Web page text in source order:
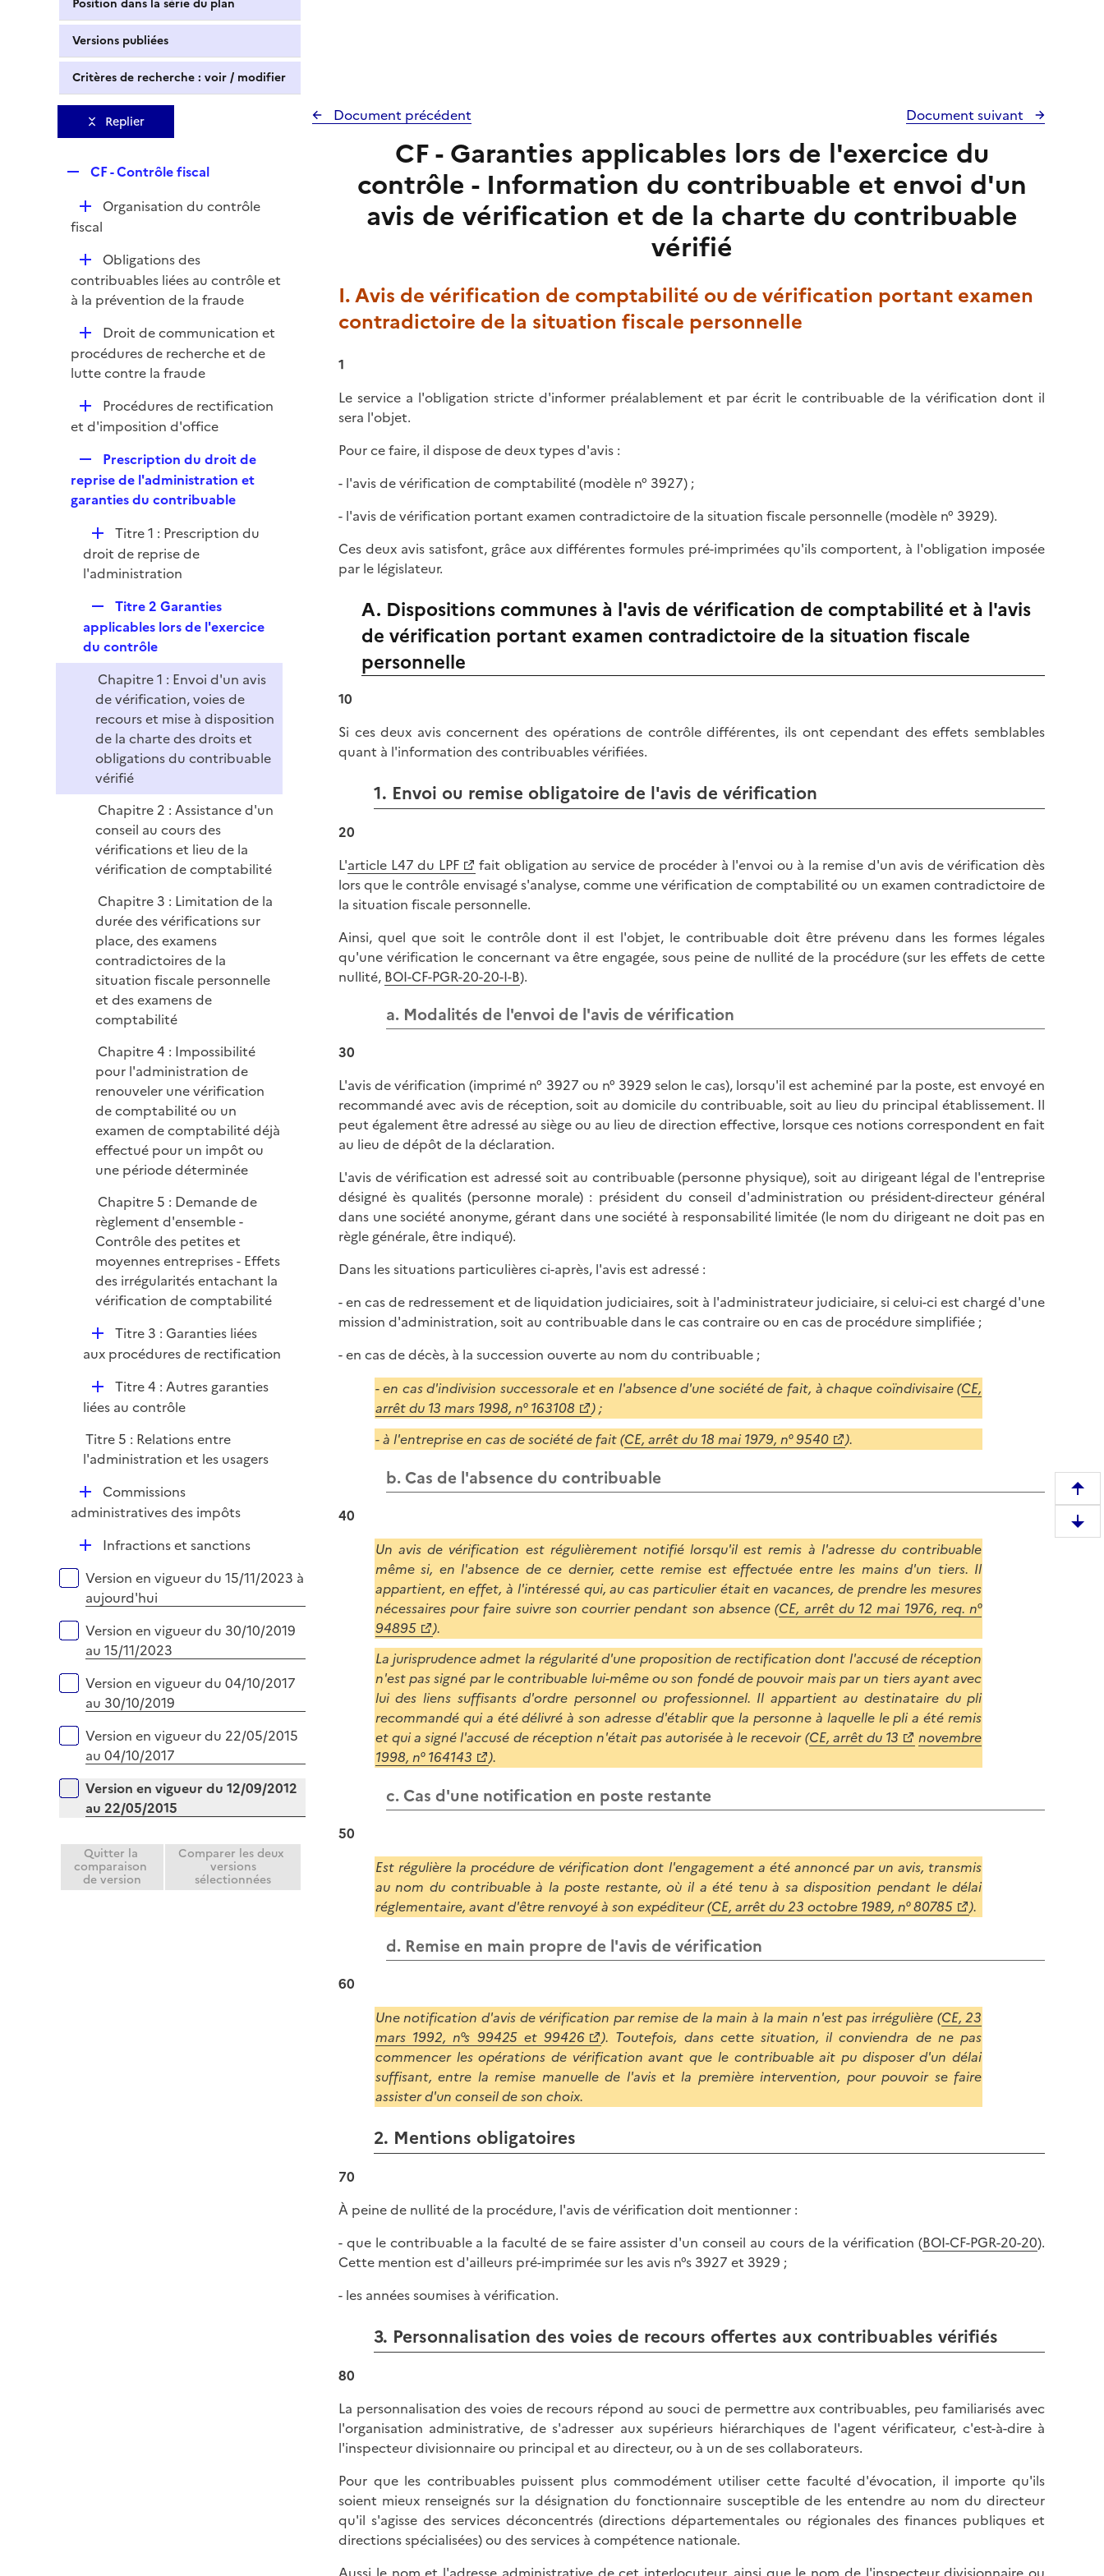
Position dans la série du plan
Versions publiées
Critères de recherche : voir / modifier
Replier
p
l
i
e
r
CF - Contrôle fiscal
D
é
i
e
Organisation du contrôle
fiscal
D
é
p
e
r
Obligations des
contribuables liées au contrôle et
à la prévention de la fraude
D
é
p
e
Droit de communication et
procédures de recherche et de
lutte contre la fraude
D
é
i
e
r
Procédures de rectification
et d'imposition d'office
e
p
i
e
r
Prescription du droit de
reprise de l'administration et
garanties du contribuable
D
é
p
e
r
Titre 1 : Prescription du
droit de reprise de
l'administration
e
p
l
i
e
r
Titre 2 Garanties
applicables lors de l'exercice
du contrôle
Chapitre 1 : Envoi d'un avis
de vérification, voies de
recours et mise à disposition
de la charte des droits et
obligations du contribuable
vérifié
Chapitre 2 : Assistance d'un
conseil au cours des
vérifications et lieu de la
vérification de comptabilité
Chapitre 3 : Limitation de la
durée des vérifications sur
place, des examens
contradictoires de la
situation fiscale personnelle
et des examens de
comptabilité
Chapitre 4 : Impossibilité
pour l'administration de
renouveler une vérification
de comptabilité ou un
examen de comptabilité déjà
effectué pour un impôt ou
une période déterminée
Chapitre 5 : Demande de
règlement d'ensemble -
Contrôle des petites et
moyennes entreprises - Effets
des irrégularités entachant la
vérification de comptabilité
D
é
i
r
Titre 3 : Garanties liées
aux procédures de rectification
D
é
l
i
e
Titre 4 : Autres garanties
liées au contrôle
Titre 5 : Relations entre
l'administration et les usagers
D
é
i
e
r
Commissions
administratives des impôts
D
p
l
i
r
Infractions et sanctions
Versions sur la période
Version en vigueur du 15/11/2023 à
aujourd'hui
Version en vigueur du 30/10/2019
au 15/11/2023
Version en vigueur du 04/10/2017
au 30/10/2019
Version en vigueur du 22/05/2015
au 04/10/2017
Version en vigueur du 12/09/2012
au 22/05/2015
Quitter la
comparaison
de version
Comparer les deux
versions
sélectionnées
Document précédent Document suivant
CF - Garanties applicables lors de l'exercice du
contrôle - Information du contribuable et envoi d'un
avis de vérification et de la charte du contribuable
vérifié
I. Avis de vérification de comptabilité ou de vérification portant examen
contradictoire de la situation fiscale personnelle
1
Le service a l'obligation stricte d'informer préalablement et par écrit le contribuable de la vérification dont il
sera l'objet.
Pour ce faire, il dispose de deux types d'avis :
- l'avis de vérification de comptabilité (modèle n° 3927) ;
- l'avis de vérification portant examen contradictoire de la situation fiscale personnelle (modèle n° 3929).
Ces deux avis satisfont, grâce aux différentes formules pré-imprimées qu'ils comportent, à l'obligation imposée
par le législateur.
A. Dispositions communes à l'avis de vérification de comptabilité et à l'avis
de vérification portant examen contradictoire de la situation fiscale
personnelle
10
Si ces deux avis concernent des opérations de contrôle différentes, ils ont cependant des effets semblables
quant à l'information des contribuables vérifiées.
1. Envoi ou remise obligatoire de l'avis de vérification
20
L'article L47 du LPF
fait obligation au service de procéder à l'envoi ou à la remise d'un avis de vérification dès
lors que le contrôle envisagé s'analyse, comme une vérification de comptabilité ou un examen contradictoire de
la situation fiscale personnelle.
Ainsi, quel que soit le contrôle dont il est l'objet, le contribuable doit être prévenu dans les formes légales
qu'une vérification le concernant va être engagée, sous peine de nullité de la procédure (sur les effets de cette
nullité, BOI-CF-PGR-20-20-I-B).
a. Modalités de l'envoi de l'avis de vérification
30
L'avis de vérification (imprimé n° 3927 ou n° 3929 selon le cas), lorsqu'il est acheminé par la poste, est envoyé en
recommandé avec avis de réception, soit au domicile du contribuable, soit au lieu du principal établissement. Il
peut également être adressé au siège ou au lieu de direction effective, lorsque ces notions correspondent en fait
au lieu de dépôt de la déclaration.
L'avis de vérification est adressé soit au contribuable (personne physique), soit au dirigeant légal de l'entreprise
désigné ès qualités (personne morale) : président du conseil d'administration ou président-directeur général
dans une société anonyme, gérant dans une société à responsabilité limitée (le nom du dirigeant ne doit pas en
règle générale, être indiqué).
Dans les situations particulières ci-après, l'avis est adressé :
- en cas de redressement et de liquidation judiciaires, soit à l'administrateur judiciaire, si celui-ci est chargé d'une
mission d'administration, soit au contribuable dans le cas contraire ou en cas de procédure simplifiée ;
- en cas de décès, à la succession ouverte au nom du contribuable ;
- en cas d'indivision successorale et en l'absence d'une société de fait, à chaque coïndivisaire (CE,
arrêt du 13 mars 1998, n° 163108
) ;
- à l'entreprise en cas de société de fait (CE, arrêt du 18 mai 1979, n° 9540 ).
b. Cas de l'absence du contribuable
40
Un avis de vérification est régulièrement notifié lorsqu'il est remis à l'adresse du contribuable
même si, en l'absence de ce dernier, cette remise est effectuée entre les mains d'un tiers. Il
appartient, en effet, à l'intéressé qui, au cas particulier était en vacances, de prendre les mesures
nécessaires pour faire suivre son courrier pendant son absence (CE, arrêt du 12 mai 1976, req. n°
94895
).
La jurisprudence admet la régularité d'une proposition de rectification dont l'accusé de réception
n'est pas signé par le contribuable lui-même ou son fondé de pouvoir mais par un tiers ayant avec
lui des liens suffisants d'ordre personnel ou professionnel. Il appartient au destinataire du pli
recommandé qui a été délivré à son adresse d'établir que la personne à laquelle le pli a été remis
et qui a signé l'accusé de réception n'était pas autorisée à le recevoir (CE, arrêt du 13
novembre
1998, n° 164143
).
c. Cas d'une notification en poste restante
50
Est régulière la procédure de vérification dont l'engagement a été annoncé par un avis, transmis
au nom du contribuable à la poste restante, où il a été tenu à sa disposition pendant le délai
réglementaire, avant d'être renvoyé à son expéditeur (CE, arrêt du 23 octobre 1989, n° 80785 ).
d. Remise en main propre de l'avis de vérification
60
Une notification d'avis de vérification par remise de la main à la main n'est pas irrégulière (CE, 23
mars 1992, n°s 99425 et 99426
). Toutefois, dans cette situation, il conviendra de ne pas
commencer les opérations de vérification avant que le contribuable ait pu disposer d'un délai
suffisant, entre la remise manuelle de l'avis et la première intervention, pour pouvoir se faire
assister d'un conseil de son choix.
2. Mentions obligatoires
70
À peine de nullité de la procédure, l'avis de vérification doit mentionner :
- que le contribuable a la faculté de se faire assister d'un conseil au cours de la vérification (BOI-CF-PGR-20-20).
Cette mention est d'ailleurs pré-imprimée sur les avis n°s 3927 et 3929 ;
- les années soumises à vérification.
3. Personnalisation des voies de recours offertes aux contribuables vérifiés
80
La personnalisation des voies de recours répond au souci de permettre aux contribuables, peu familiarisés avec
l'organisation administrative, de s'adresser aux supérieurs hiérarchiques de l'agent vérificateur, c'est-à-dire à
l'inspecteur divisionnaire ou principal et au directeur, ou à un de ses collaborateurs.
Pour que les contribuables puissent plus commodément utiliser cette faculté d'évocation, il importe qu'ils
soient mieux renseignés sur la désignation du fonctionnaire susceptible de les entendre au nom du directeur
qu'il s'agisse des services déconcentrés (directions départementales ou régionales des finances publiques et
directions spécialisées) ou des services à compétence nationale.
e
m
D